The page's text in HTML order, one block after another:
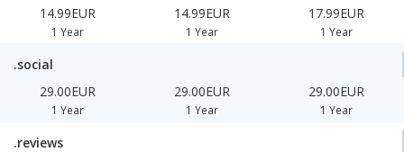
14.99EUR
1 Year
14.99EUR
1 Year
17.99EUR
1 Year
.social
29.00EUR
1 Year
29.00EUR
1 Year
29.00EUR
1 Year
.reviews